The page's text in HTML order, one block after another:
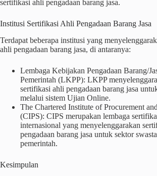
sertifikasi ahli pengadaan barang jasa.
Institusi Sertifikasi Ahli Pengadaan Barang Jasa
Terdapat beberapa institusi yang
ahli pengadaan barang jasa, di antaranya:
Lembaga Kebijakan Pengadaan Barang/
Pemerintah (LKPP): LKPP
sertifikasi ahli pengadaan barang jasa
melalui sistem Ujian Online.
The Chartered Institute of Procurement
(CIPS): CIPS merupakan lembaga
internasional yang menyelenggarakan
pengadaan barang jasa untuk sektor
pemerintah.
Kesimpulan